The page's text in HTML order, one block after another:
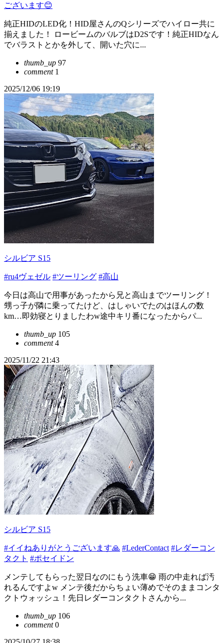
ございます😊
純正HIDのLED化！HID屋さんのQシリーズでハイロー共に
揃えました！ ロービームのバルブはD2Sです！純正HIDなん
でバラストとかを外して、開いた穴に...
thumb_up 97
comment1
2025/12/06 19:19
シルビア S15
#ru4ヴェゼル #ツーリング #高山
今日は高山で用事があったから兄と高山までツーリング！
甥っ子が隣に乗ってたけど、はしゃいでたのはほんの数
km…即効寝とりましたわw途中キリ番になったからパ...
thumb_up 105
comment4
2025/11/22 21:43
シルビア S15
#イイねありがとうございます🙏 #LederContact #レダーコン
タクト #ポセイドン
メンテしてもらった翌日なのにもう洗車😁 雨の中走れば汚
れるんですよw メンテ後だからちょい薄めでそのままコンタ
クトウォッシュ！先日レダーコンタクトさんから...
thumb_up 106
comment0